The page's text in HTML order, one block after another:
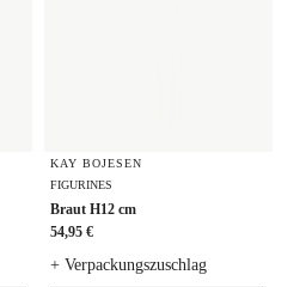
KAY BOJESEN
FIGURINES
Braut H12 cm
54,95 €
+ Verpackungszuschlag